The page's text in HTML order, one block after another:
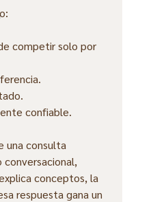
competir solo por
confiable.
una consulta
conceptos, la
respuesta gana un